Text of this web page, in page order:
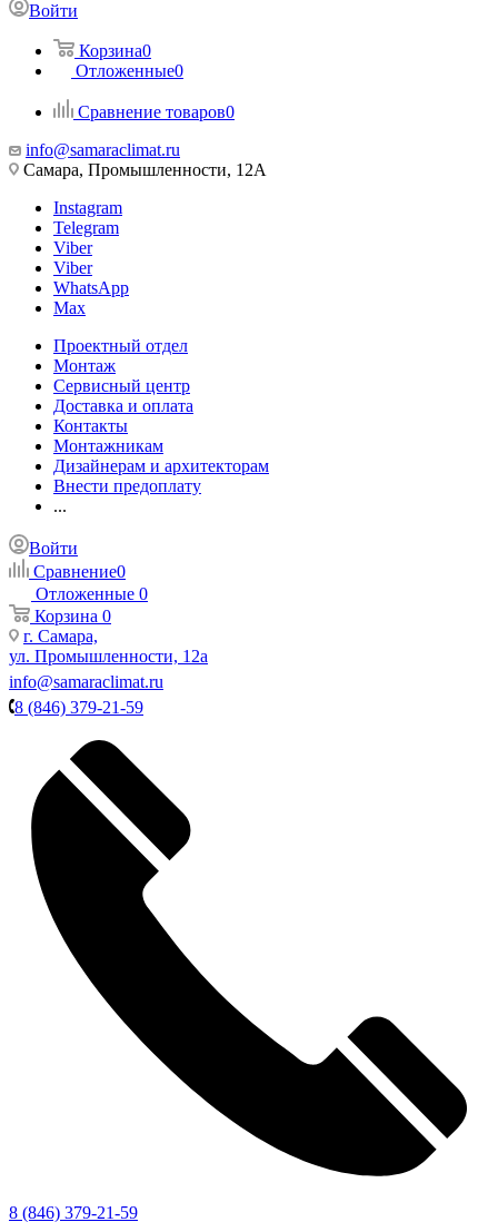
Войти
Корзина0
Отложенные0
Сравнение товаров0
info@samaraclimat.ru
Самара, Промышленности, 12А
Instagram
Telegram
Viber
Viber
WhatsApp
Max
Проектный отдел
Монтаж
Сервисный центр
Доставка и оплата
Контакты
Монтажникам
Дизайнерам и архитекторам
Внести предоплату
...
Войти
Сравнение0
Отложенные 0
Корзина 0
г. Самара,
ул. Промышленности, 12а
info@samaraclimat.ru
8 (846) 379-21-59
8 (846) 379-21-59